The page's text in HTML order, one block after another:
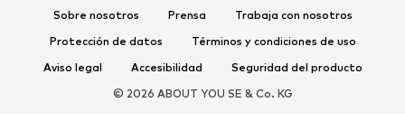
Zapatillas de casa
Exclusivo
Sobre nosotros Prensa
Trabaja con nosotros
Protección de datos
Términos y condiciones de uso
Aviso legal
Accesibilidad
Seguridad del producto
© 2026 ABOUT YOU SE & Co. KG